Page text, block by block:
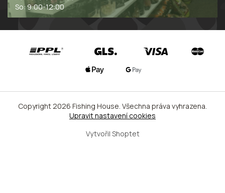
So: 9:00-12:00
Vytvořil Shoptet
Copyright 2026 Fishing House. Všechna práva vyhrazena.
Upravit nastavení cookies